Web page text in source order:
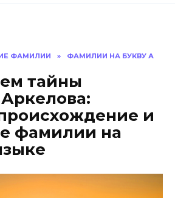
ФАМИЛИИ » ФАМИЛИИ НА БУКВУ А
тайны
и
фамилии на